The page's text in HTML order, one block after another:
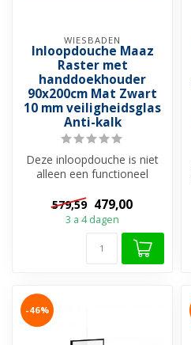
WIESBADEN
Inloopdouche Maaz
Raster met
handdoekhouder
90x200cm Mat Zwart
10 mm veiligheidsglas
Anti-kalk
Deze inloopdouche is niet
alleen een functioneel
maar ...
579,59 479,00
3 a 4 dagen
-46%